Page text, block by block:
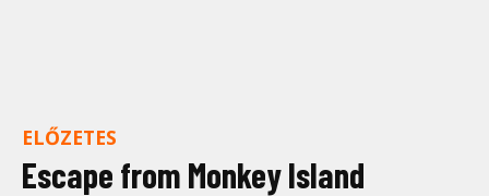
ELŐZETES
Escape from Monkey Island